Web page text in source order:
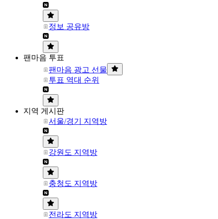
정보 공유방
팬마음 투표
팬마음 광고 선물
투표 역대 순위
지역 게시판
서울/경기 지역방
강원도 지역방
충청도 지역방
전라도 지역방